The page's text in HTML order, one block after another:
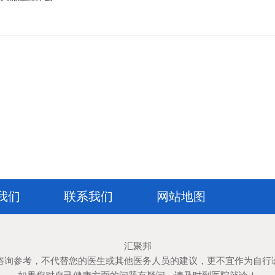
们 联系我们 网站地图
汇聚邦
询参考，不代替您的医生或其他医务人员的建议，更不宜作为自行